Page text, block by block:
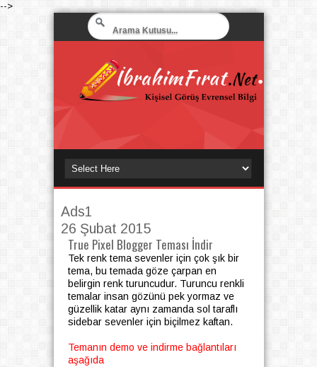
-->
Ads1
26 Şubat 2015
True Pixel Blogger Teması İndir
Tek renk tema sevenler için çok şık bir
tema, bu temada göze çarpan en
belirgin renk turuncudur. Turuncu renkli
temalar insan gözünü pek yormaz ve
güzellik katar aynı zamanda sol taraflı
sidebar sevenler için biçilmez kaftan.
Temanın demo ve indirme bağlantıları
aşağıda